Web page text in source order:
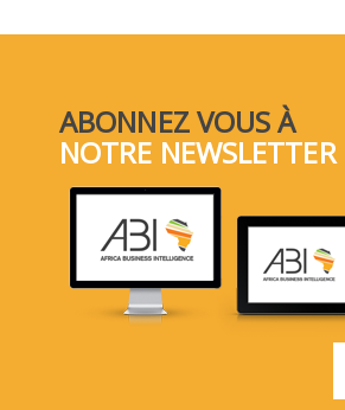
ABONNEZ VOUS À
NOTRE NEWSLETTER